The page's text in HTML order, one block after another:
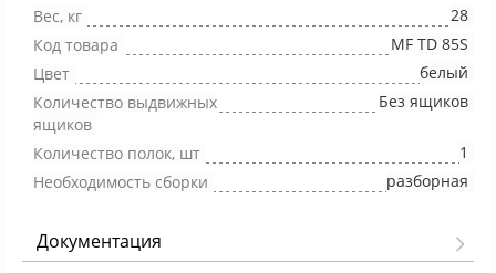
Вес, кг
28
Код товара
МF TD 85S
Цвет
белый
Количество выдвижных
ящиков
Без ящиков
Количество полок, шт
1
Необходимость сборки
разборная
Документация